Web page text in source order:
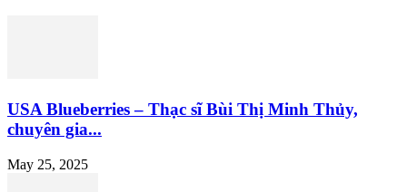
USA Blueberries – Thạc sĩ Bùi Thị Minh Thủy,
chuyên gia...
May 25, 2025